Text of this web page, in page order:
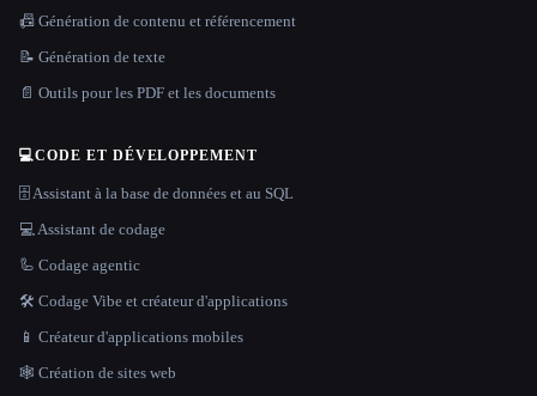
📠 Génération de contenu et référencement
📝 Génération de texte
📄 Outils pour les PDF et les documents
💻CODE ET DÉVELOPPEMENT
🗄️ Assistant à la base de données et au SQL
💻 Assistant de codage
🦾 Codage agentic
🛠️ Codage Vibe et créateur d'applications
📱 Créateur d'applications mobiles
🕸 Création de sites web